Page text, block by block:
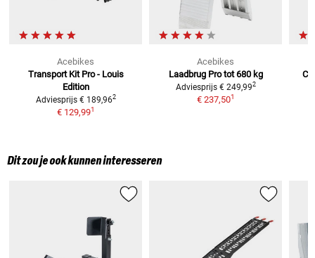
Acebikes
Transport Kit Pro - Louis
Edition
Adviesprijs € 189,962
€ 129,991
Acebikes
Laadbrug Pro tot 680 kg
Adviesprijs € 249,992
€ 237,501
Dit zou je ook kunnen interesseren